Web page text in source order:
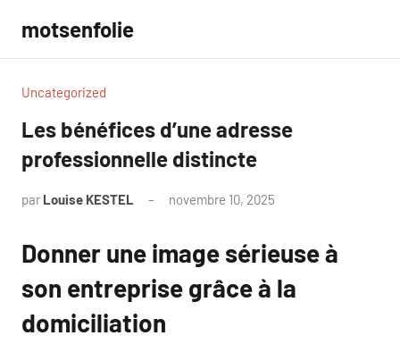
contenu
motsenfolie
Uncategorized
Les bénéfices d’une adresse
professionnelle distincte
par Louise KESTEL novembre 10, 2025
Donner une image sérieuse à
son entreprise grâce à la
domiciliation